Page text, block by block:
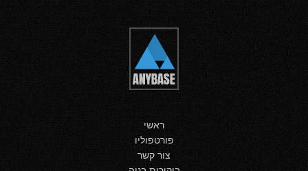
ראשי
פורטפוליו
צור קשר